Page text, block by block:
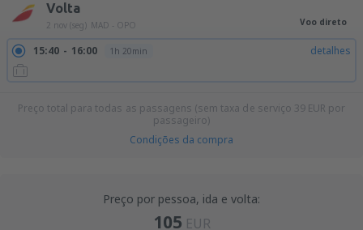
Volta
2 nov (seg) MAD - OPO Voo direto
15:40 16:00 1h 20min detalhes
Preço total para todas as passagens (sem taxa de serviço 39 EUR por
passageiro)
Condições da compra
Preço por pessoa, ida e volta:
105 EUR